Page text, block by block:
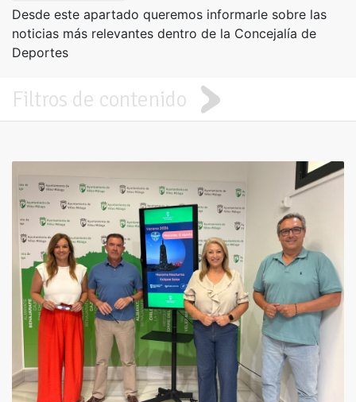
Desde este apartado queremos informarle sobre las
noticias más relevantes dentro de la Concejalía de
Deportes
Filtros de contenido